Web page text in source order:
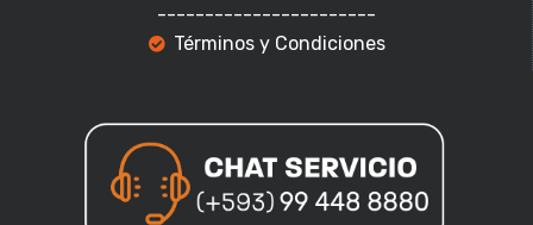
-----------------------
Términos y Condiciones